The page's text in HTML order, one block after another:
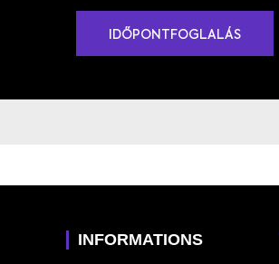
IDŐPONTFOGLALÁS
INFORMATIONS